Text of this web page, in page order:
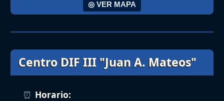
◎ VER MAPA
Centro DIF III "Juan A. Mateos"
Horario: